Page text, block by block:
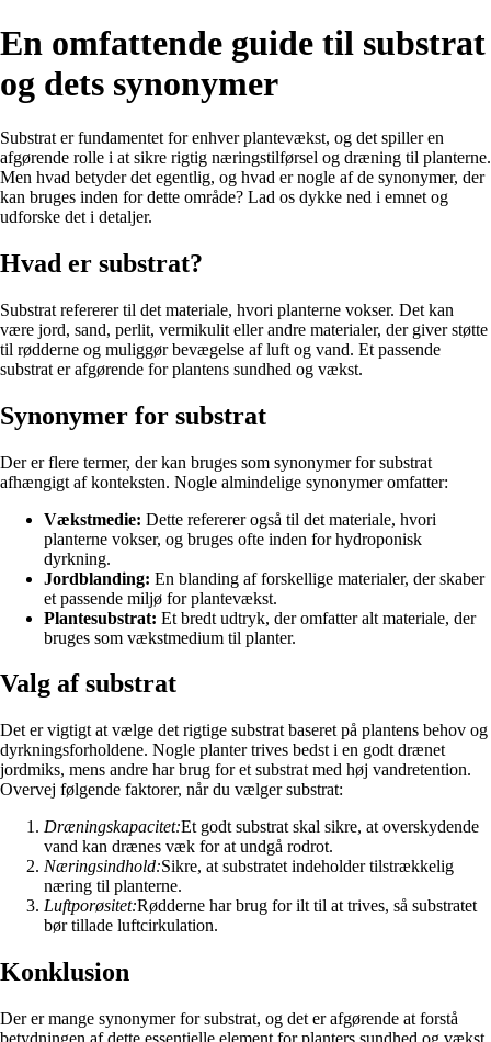
En omfattende guide til substrat
og dets synonymer
Substrat er fundamentet for enhver plantevækst, og det spiller en
afgørende rolle i at sikre rigtig næringstilførsel og dræning til planterne.
Men hvad betyder det egentlig, og hvad er nogle af de synonymer, der
kan bruges inden for dette område? Lad os dykke ned i emnet og
udforske det i detaljer.
Hvad er substrat?
Substrat refererer til det materiale, hvori planterne vokser. Det kan
være jord, sand, perlit, vermikulit eller andre materialer, der giver støtte
til rødderne og muliggør bevægelse af luft og vand. Et passende
substrat er afgørende for plantens sundhed og vækst.
Synonymer for substrat
Der er flere termer, der kan bruges som synonymer for substrat
afhængigt af konteksten. Nogle almindelige synonymer omfatter:
Vækstmedie: Dette refererer også til det materiale, hvori
planterne vokser, og bruges ofte inden for hydroponisk
dyrkning.
Jordblanding: En blanding af forskellige materialer, der skaber
et passende miljø for plantevækst.
Plantesubstrat: Et bredt udtryk, der omfatter alt materiale, der
bruges som vækstmedium til planter.
Valg af substrat
Det er vigtigt at vælge det rigtige substrat baseret på plantens behov og
dyrkningsforholdene. Nogle planter trives bedst i en godt drænet
jordmiks, mens andre har brug for et substrat med høj vandretention.
Overvej følgende faktorer, når du vælger substrat:
Dræningskapacitet:Et godt substrat skal sikre, at overskydende
vand kan drænes væk for at undgå rodrot.
Næringsindhold:Sikre, at substratet indeholder tilstrækkelig
næring til planterne.
Luftporøsitet:Rødderne har brug for ilt til at trives, så substratet
bør tillade luftcirkulation.
Konklusion
Der er mange synonymer for substrat, og det er afgørende at forstå